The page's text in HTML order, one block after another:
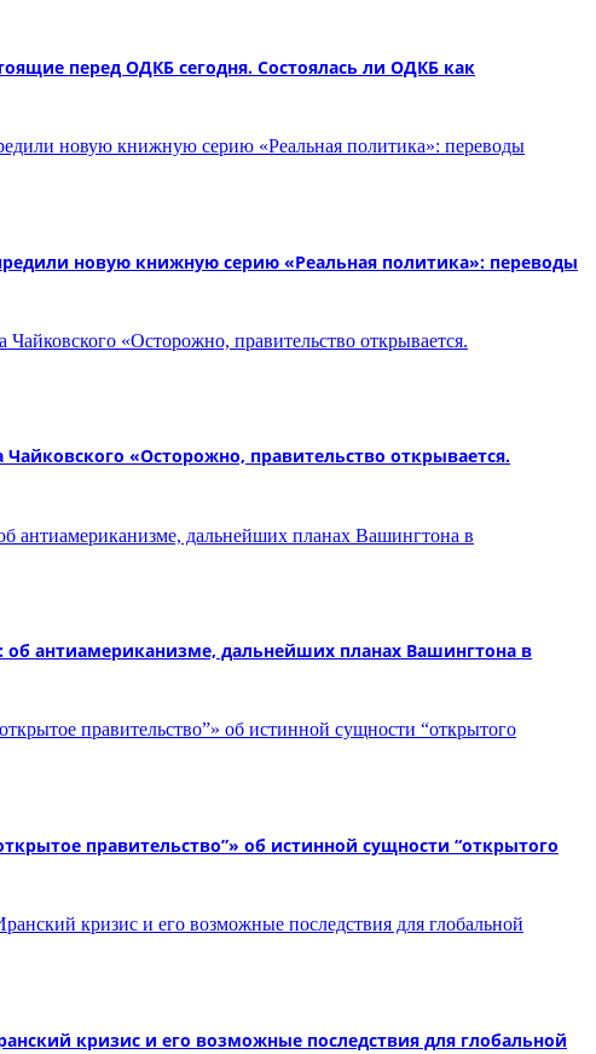
перед ОДКБ сегодня. Состоялась ли ОДКБ как
новую книжную серию «Реальная политика»: переводы
«Осторожно, правительство открывается.
антиамериканизме, дальнейших планах Вашингтона в
правительство”» об истинной сущности “открытого
кризис и его возможные последствия для глобальной